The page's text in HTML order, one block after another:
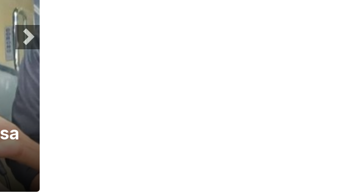
Demo di DPR Alami
Harus Dilakukan?